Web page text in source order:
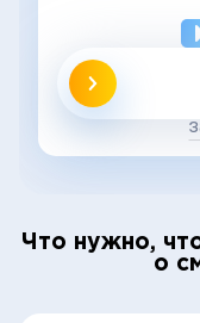
Что нужно,
о